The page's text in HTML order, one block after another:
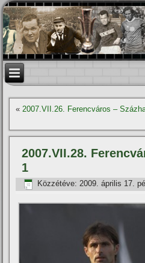
«2007.VII.26. Ferencváros –
2007.VII.28.
1
Közzétéve: 2009. április 17.